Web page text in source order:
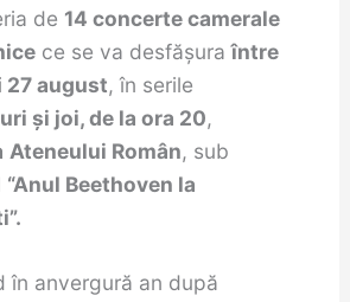
de 14 concerte camerale
ce se va desfășuraîntre
27 august, în serile
și joi, de la ora 20,
Ateneului Român, sub
“Anul Beethoven la
în anvergură an după